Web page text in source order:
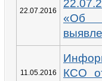
22.07.2016
«Об
11.05.2016
КСО